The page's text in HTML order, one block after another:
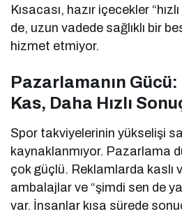
Kısacası, hazır içecekler
de, uzun vadede sağlıklı bir
hizmet etmiyor.
Pazarlamanın
Kas, Daha Hızlı
Spor takviyelerinin yükselişi
kaynaklanmıyor. Pazarlama
çok güçlü. Reklamlarda kaslı
ambalajlar ve “şimdi sen de
var. İnsanlar kısa sürede